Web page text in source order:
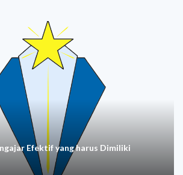
Efektif yang harus Dimiliki